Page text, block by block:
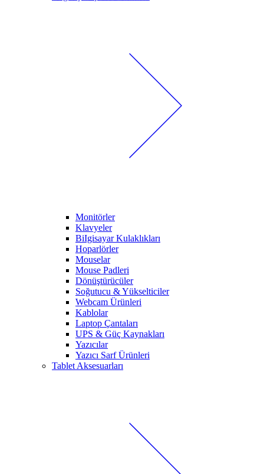
Monitörler
Klavyeler
BiIgisayar Kulaklıkları
Hoparlörler
Mouselar
Mouse Padleri
Dönüştürücüler
Soğutucu & Yükselticiler
Webcam Ürünleri
Kablolar
Laptop Çantaları
UPS & Güç Kaynakları
Yazıcılar
Yazıcı Sarf Ürünleri
Tablet Aksesuarları